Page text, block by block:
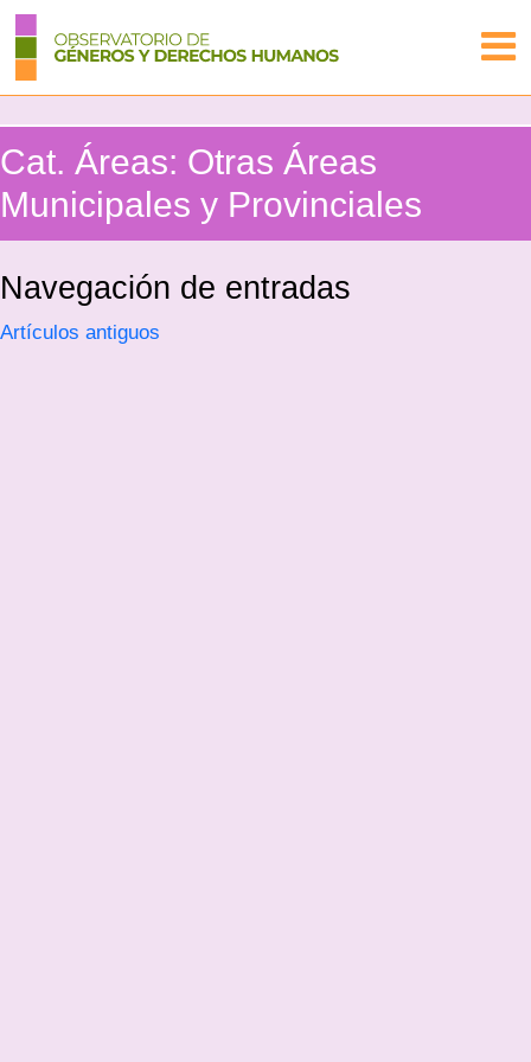
Cat. Áreas: Otras Áreas
Municipales y Provinciales
Navegación de entradas
Artículos antiguos